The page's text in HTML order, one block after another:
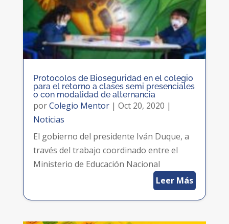
Protocolos de Bioseguridad en el colegio
para el retorno a clases semi presenciales
o con modalidad de alternancia
porColegio Mentor| Oct 20, 2020 |
Noticias
El gobierno del presidente Iván Duque, a
través del trabajo coordinado entre el
Ministerio de Educación Nacional
Leer Más